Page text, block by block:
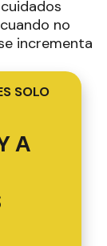
no
incrementa
SOLO
A